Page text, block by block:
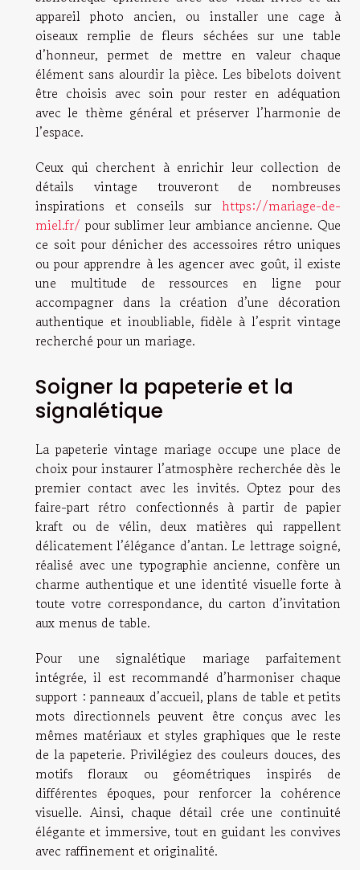
appareil photo ancien, ou installer une cage à
oiseaux remplie de fleurs séchées sur une table
d’honneur, permet de mettre en valeur chaque
élément sans alourdir la pièce. Les bibelots doivent
être choisis avec soin pour rester en adéquation
avec le thème général et préserver l’harmonie de
l’espace.
Ceux qui cherchent à enrichir leur collection de
détails vintage trouveront de nombreuses
inspirations et conseils sur https://mariage-de-
miel.fr/ pour sublimer leur ambiance ancienne. Que
ce soit pour dénicher des accessoires rétro uniques
ou pour apprendre à les agencer avec goût, il existe
une multitude de ressources en ligne pour
accompagner dans la création d’une décoration
authentique et inoubliable, fidèle à l’esprit vintage
recherché pour un mariage.
Soigner la papeterie et la
signalétique
La papeterie vintage mariage occupe une place de
choix pour instaurer l’atmosphère recherchée dès le
premier contact avec les invités. Optez pour des
faire-part rétro confectionnés à partir de papier
kraft ou de vélin, deux matières qui rappellent
délicatement l’élégance d’antan. Le lettrage soigné,
réalisé avec une typographie ancienne, confère un
charme authentique et une identité visuelle forte à
toute votre correspondance, du carton d’invitation
aux menus de table.
Pour une signalétique mariage parfaitement
intégrée, il est recommandé d’harmoniser chaque
support : panneaux d’accueil, plans de table et petits
mots directionnels peuvent être conçus avec les
mêmes matériaux et styles graphiques que le reste
de la papeterie. Privilégiez des couleurs douces, des
motifs floraux ou géométriques inspirés de
différentes époques, pour renforcer la cohérence
visuelle. Ainsi, chaque détail crée une continuité
élégante et immersive, tout en guidant les convives
avec raffinement et originalité.